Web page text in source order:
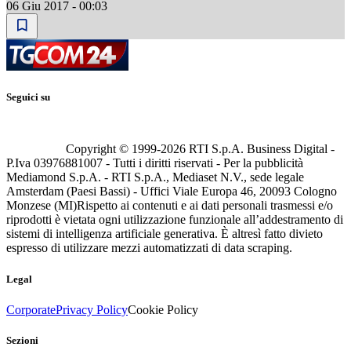
06 Giu 2017 - 00:03
Seguici su
Copyright © 1999-2026 RTI S.p.A. Business Digital -
P.Iva 03976881007 - Tutti i diritti riservati - Per la pubblicità
Mediamond S.p.A. - RTI S.p.A., Mediaset N.V., sede legale
Amsterdam (Paesi Bassi) - Uffici Viale Europa 46, 20093 Cologno
Monzese (MI)Rispetto ai contenuti e ai dati personali trasmessi e/o
riprodotti è vietata ogni utilizzazione funzionale all’addestramento di
sistemi di intelligenza artificiale generativa. È altresì fatto divieto
espresso di utilizzare mezzi automatizzati di data scraping.
Legal
CorporatePrivacy PolicyCookie Policy
Sezioni